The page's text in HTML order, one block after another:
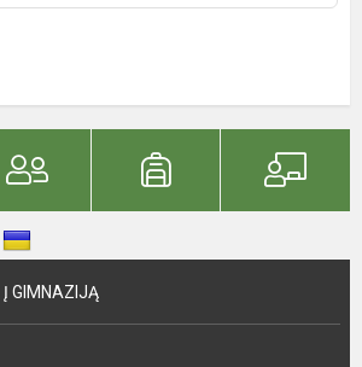
Į GIMNAZIJĄ